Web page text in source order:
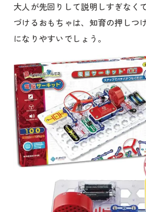
大人が先回りして説明しすぎなく
づけるおもちゃは、知育の押しつ
になりやすいでしょう。